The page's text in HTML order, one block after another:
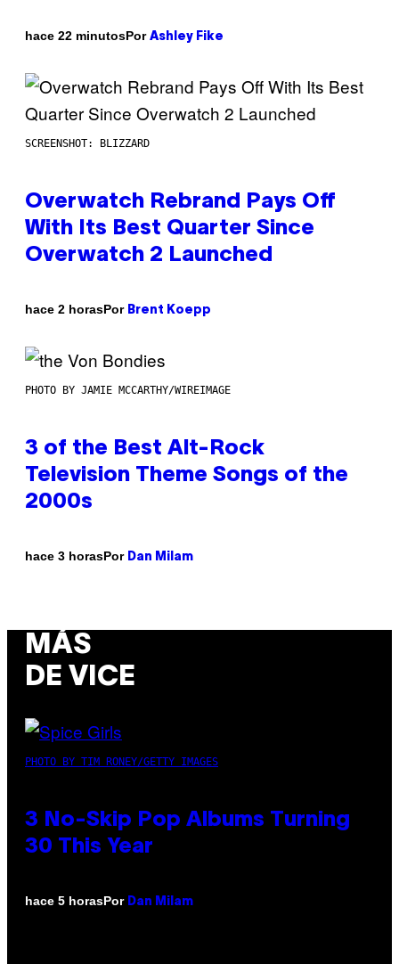
hace 22 minutosPor Ashley Fike
SCREENSHOT: BLIZZARD
Overwatch Rebrand Pays Off
With Its Best Quarter Since
Overwatch 2 Launched
hace 2 horasPor Brent Koepp
PHOTO BY JAMIE MCCARTHY/WIREIMAGE
3 of the Best Alt-Rock
Television Theme Songs of the
2000s
hace 3 horasPor Dan Milam
MÁS
DE VICE
PHOTO BY TIM RONEY/GETTY IMAGES
3 No-Skip Pop Albums Turning
30 This Year
hace 5 horasPor Dan Milam